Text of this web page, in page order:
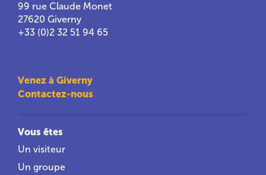
99 rue Claude Monet
27620 Giverny
+33 (0)2 32 51 94 65
Venez à Giverny
Contactez-nous
Vous êtes
Un visiteur
Un groupe